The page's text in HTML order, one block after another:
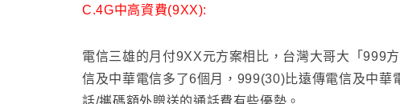
C.4G中高資費(9XX):
電信三雄的月付9XX元方案相比 ，台灣大哥大 「999
信及中華電信多了6個月
，999(30)比遠傳電信及中華
話/攜碼額外贈送的通話費有些優勢 。